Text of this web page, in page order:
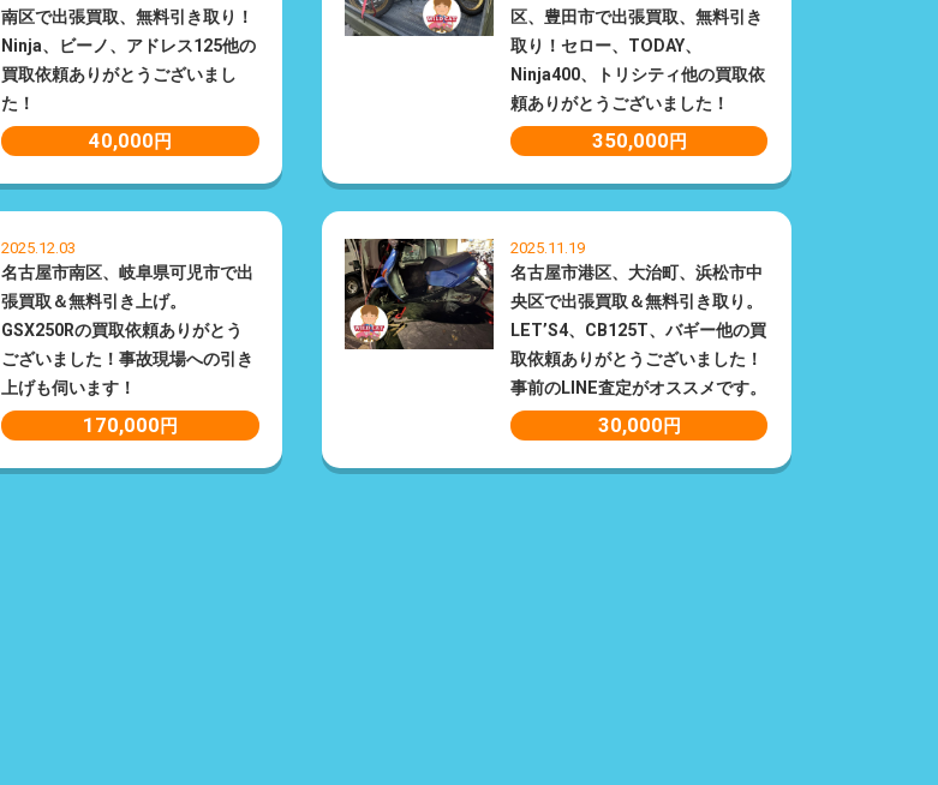
南区で出張買取、無料引き取り！
Ninja、ビーノ、アドレス125他の
買取依頼ありがとうございまし
た！
40,000 円
区、豊田市で出張買取、無料引き
取り！セロー、TODAY、
Ninja400、トリシティ他の買取依
頼ありがとうございました！
350,000 円
2025.12.03
名古屋市南区、岐阜県可児市で出
張買取＆無料引き上げ。
GSX250Rの買取依頼ありがとう
ございました！事故現場への引き
上げも伺います！
170,000 円
2025.11.19
名古屋市港区、大治町、浜松市中
央区で出張買取＆無料引き取り。
LET’S4、CB125T、バギー他の買
取依頼ありがとうございました！
事前のLINE査定がオススメです。
30,000 円